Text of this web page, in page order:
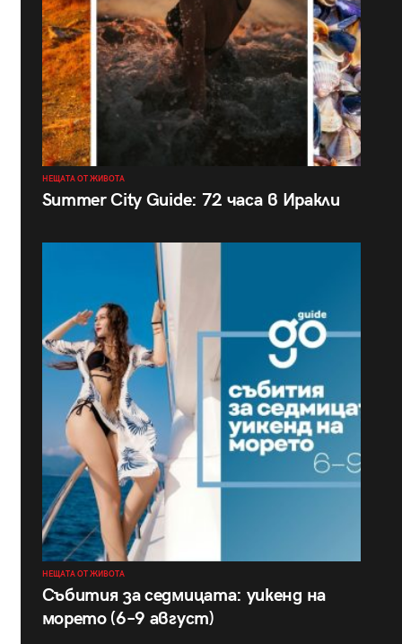
НЕЩАТА ОТ ЖИВОТА
Summer City Guide: 72 часа в Иракли
НЕЩАТА ОТ ЖИВОТА
Събития за седмицата: уикенд на
морето (6–9 август)